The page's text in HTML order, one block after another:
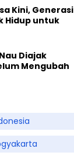
Kini, Generasi
Hidup untuk
Diajak
Mengubah